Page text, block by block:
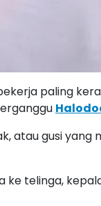
paling
atau gusi yang
ke telinga,